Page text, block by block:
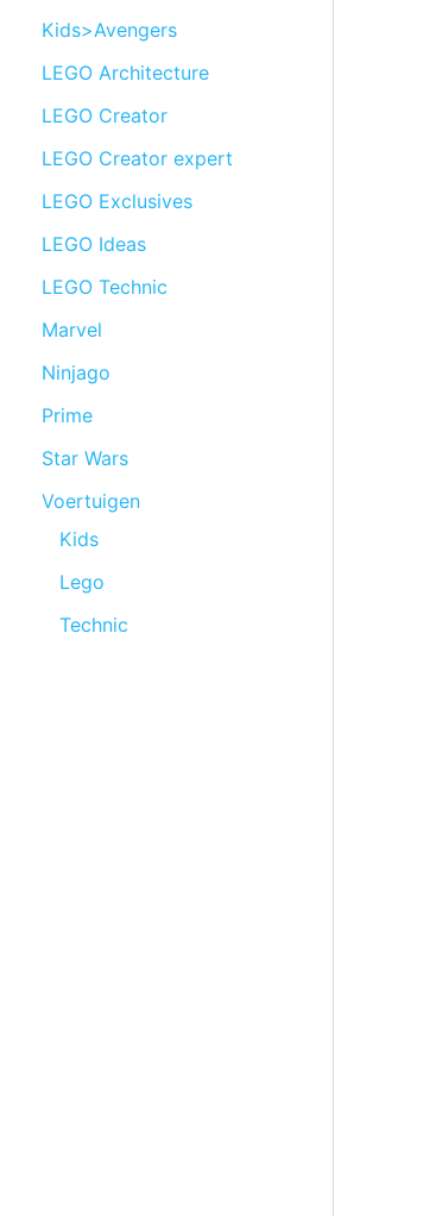
Kids>Avengers
LEGO Architecture
LEGO Creator
LEGO Creator expert
LEGO Exclusives
LEGO Ideas
LEGO Technic
Marvel
Ninjago
Prime
Star Wars
Voertuigen
Kids
Lego
Technic